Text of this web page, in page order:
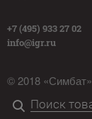
+7 (495) 933 27 02
info@igr.ru
© 2018 «Симбат»